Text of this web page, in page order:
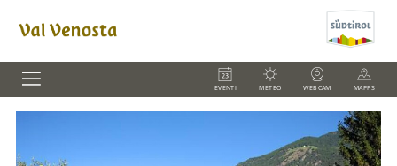
EVENTI METEO WEBCAM MAPPS